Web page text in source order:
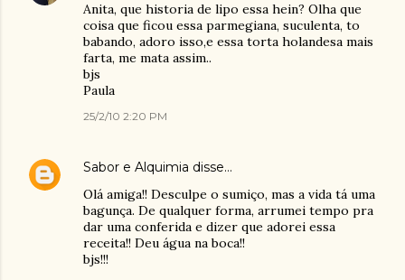
Anita, que historia de lipo essa hein? Olha que
coisa que ficou essa parmegiana, suculenta, to
babando, adoro isso,e essa torta holandesa mais
farta, me mata assim..
bjs
Paula
25/2/10 2:20 PM
Sabor e Alquimia disse…
Olá amiga!! Desculpe o sumiço, mas a vida tá uma
bagunça. De qualquer forma, arrumei tempo pra
dar uma conferida e dizer que adorei essa
receita!! Deu água na boca!!
bjs!!!